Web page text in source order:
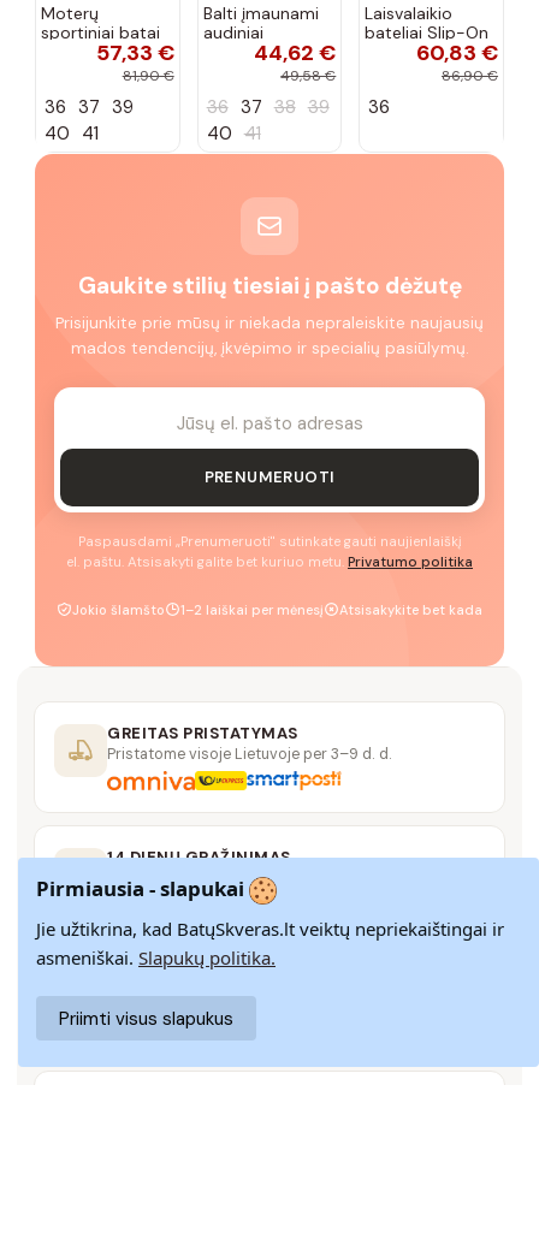
Moterų
sportiniai batai
su ažūro
elementais Big
baltos spalvos
57,33 €
81,90 €
36 37 39
40 41
Balti įmaunami
audiniai
sportbačiai su
44,62 €
49,58 €
36 37 38 39
40 41
Laisvalaikio
bateliai Slip-On
Big Star
RR274721 smėlio
60,83 €
86,90 €
36
Gaukite stilių tiesiai į pašto dėžutę
Prisijunkite prie mūsų ir niekada nepraleiskite naujausių
mados tendencijų, įkvėpimo ir specialių pasiūlymų.
PRENUMERUOTI
Paspausdami „Prenumeruoti" sutinkate gauti naujienlaiškį
el. paštu. Atsisakyti galite bet kuriuo metu. Privatumo politika
Jokio šlamšto 1–2 laiškai per mėnesį Atsisakykite bet kada
GREITAS PRISTATYMAS
Pristatome visoje Lietuvoje per 3–9 d. d.
14 DIENŲ GRĄŽINIMAS
Paprastas grąžinimas paštomatais su pinigų
grąžinimo garantija
SSL šifravimas užtikrina aukščiausią jūsų duomenų
saugumo lygį
Pirmiausia - slapukai
Jie užtikrina, kad BatųSkveras.lt veiktų nepriekaištingai ir
asmeniškai. Slapukų politika.
Priimti visus slapukus